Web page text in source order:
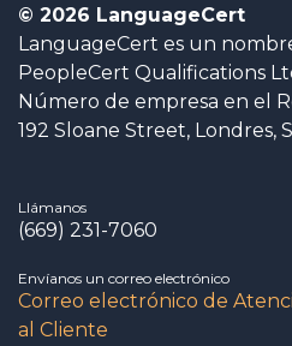
© 2026 LanguageCert
LanguageCert es un
PeopleCert Qualifications
Número de empresa en el
192 Sloane Street, Londres,
Llámanos
(669) 231-7060
Envíanos un correo electrónico
Correo electrónico de
al Cliente